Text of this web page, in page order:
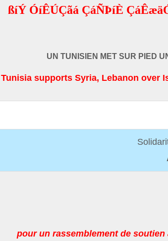
ßíÝ ÓíÊÚÇãá ÇáÑÞíÈ
UN TUNISIEN MET SUR PIED
Tunisia supports Syria, Lebanon over
pour un rassemblement de